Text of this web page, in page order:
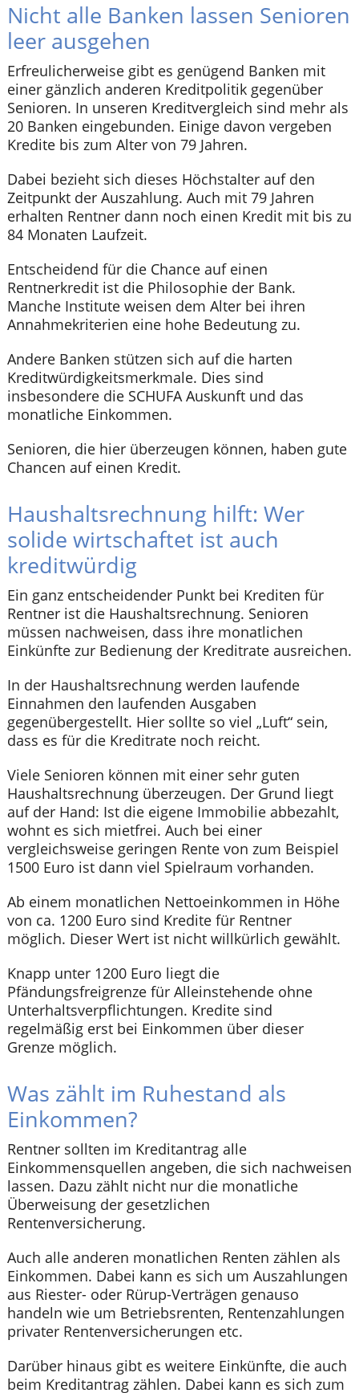
Nicht alle Banken lassen Senioren
leer ausgehen
Erfreulicherweise gibt es genügend Banken mit
einer gänzlich anderen Kreditpolitik gegenüber
Senioren. In unseren Kreditvergleich sind mehr als
20 Banken eingebunden. Einige davon vergeben
Kredite bis zum Alter von 79 Jahren.
Dabei bezieht sich dieses Höchstalter auf den
Zeitpunkt der Auszahlung. Auch mit 79 Jahren
erhalten Rentner dann noch einen Kredit mit bis zu
84 Monaten Laufzeit.
Entscheidend für die Chance auf einen
Rentnerkredit ist die Philosophie der Bank.
Manche Institute weisen dem Alter bei ihren
Annahmekriterien eine hohe Bedeutung zu.
Andere Banken stützen sich auf die harten
Kreditwürdigkeitsmerkmale. Dies sind
insbesondere die SCHUFA Auskunft und das
monatliche Einkommen.
Senioren, die hier überzeugen können, haben gute
Chancen auf einen Kredit.
Haushaltsrechnung hilft: Wer
solide wirtschaftet ist auch
kreditwürdig
Ein ganz entscheidender Punkt bei Krediten für
Rentner ist die Haushaltsrechnung. Senioren
müssen nachweisen, dass ihre monatlichen
Einkünfte zur Bedienung der Kreditrate ausreichen.
In der Haushaltsrechnung werden laufende
Einnahmen den laufenden Ausgaben
gegenübergestellt. Hier sollte so viel „Luft“ sein,
dass es für die Kreditrate noch reicht.
Viele Senioren können mit einer sehr guten
Haushaltsrechnung überzeugen. Der Grund liegt
auf der Hand: Ist die eigene Immobilie abbezahlt,
wohnt es sich mietfrei. Auch bei einer
vergleichsweise geringen Rente von zum Beispiel
1500 Euro ist dann viel Spielraum vorhanden.
Ab einem monatlichen Nettoeinkommen in Höhe
von ca. 1200 Euro sind Kredite für Rentner
möglich. Dieser Wert ist nicht willkürlich gewählt.
Knapp unter 1200 Euro liegt die
Pfändungsfreigrenze für Alleinstehende ohne
Unterhaltsverpflichtungen. Kredite sind
regelmäßig erst bei Einkommen über dieser
Grenze möglich.
Was zählt im Ruhestand als
Einkommen?
Rentner sollten im Kreditantrag alle
Einkommensquellen angeben, die sich nachweisen
lassen. Dazu zählt nicht nur die monatliche
Überweisung der gesetzlichen
Rentenversicherung.
Auch alle anderen monatlichen Renten zählen als
Einkommen. Dabei kann es sich um Auszahlungen
aus Riester- oder Rürup-Verträgen genauso
handeln wie um Betriebsrenten, Rentenzahlungen
privater Rentenversicherungen etc.
Darüber hinaus gibt es weitere Einkünfte, die auch
beim Kreditantrag zählen. Dabei kann es sich zum